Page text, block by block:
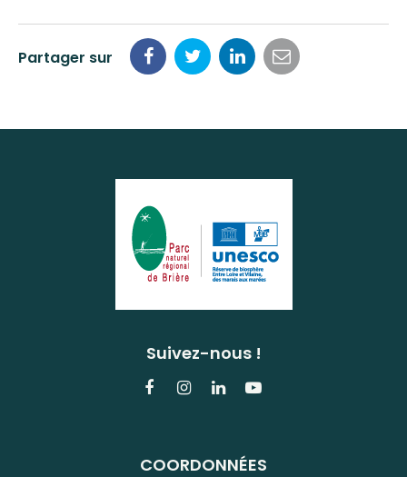
Partager sur
PartagerPartager
PartagerPartager
Suivez-nous !
Lien
le
Lien
le
Lien
le
Lien
la
COORDONNÉES